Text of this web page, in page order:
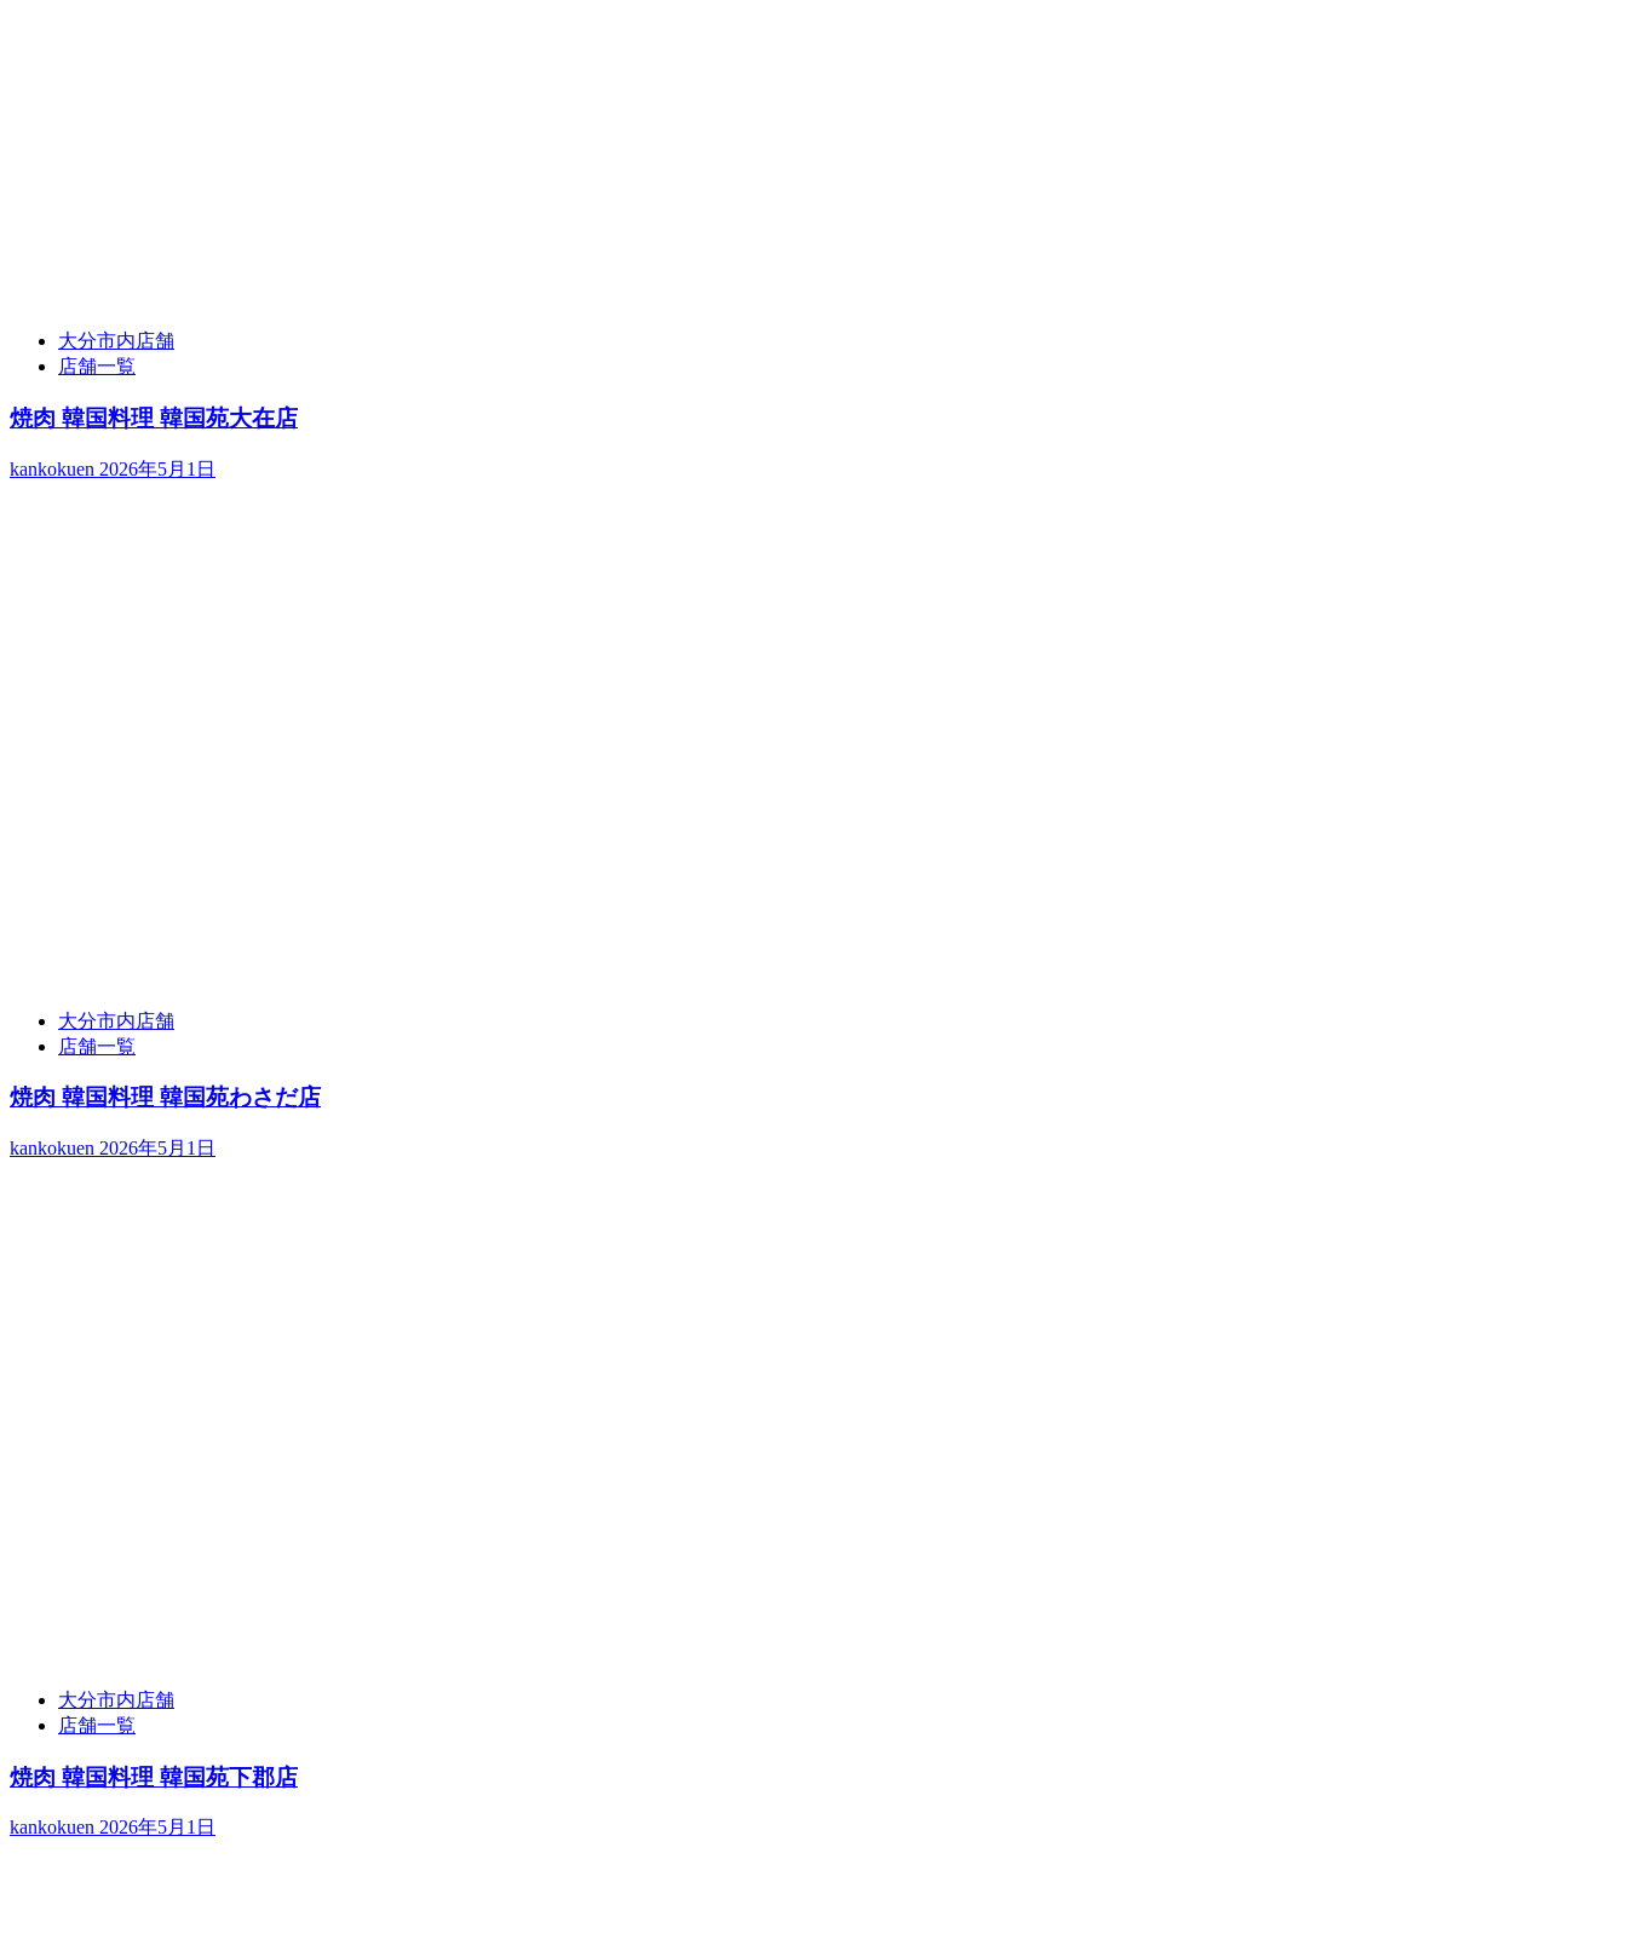
大分市内店舗
店舗一覧
焼肉 韓国料理 韓国苑大在店
kankokuen 2026年5月1日
大分市内店舗
店舗一覧
焼肉 韓国料理 韓国苑わさだ店
kankokuen 2026年5月1日
大分市内店舗
店舗一覧
焼肉 韓国料理 韓国苑下郡店
kankokuen 2026年5月1日